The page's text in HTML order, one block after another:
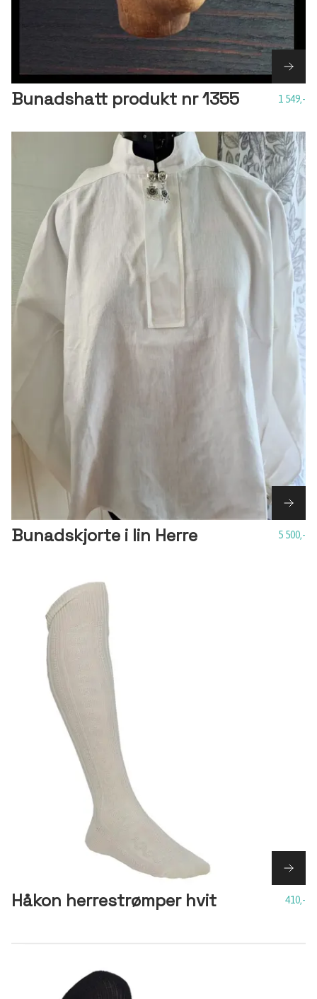
Bunadshatt produkt nr 1355 1 549,-
Bunadskjorte i lin Herre 5 500,-
Håkon herrestrømper hvit 410,-